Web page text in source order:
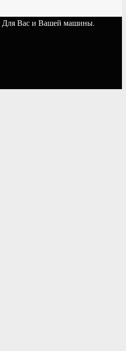
Для Вас и Вашей машины.